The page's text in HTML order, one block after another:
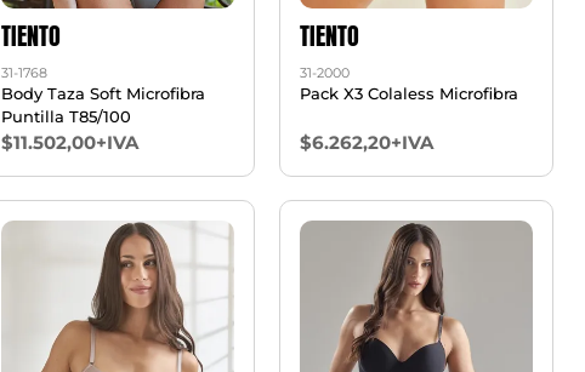
TIENTO
31-1768
Body Taza Soft Microfibra
Puntilla T85/100
$11.502,00+IVA
TIENTO
31-2000
Pack X3 Colaless Microfibra
$6.262,20+IVA